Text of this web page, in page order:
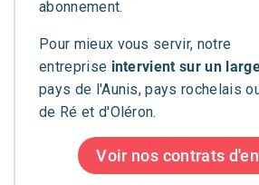
abonnement.
Pour mieux vous servir, notre
entreprise intervient sur un
pays de l'Aunis, pays rochelais
de Ré et d'Oléron.
Voir nos contrats